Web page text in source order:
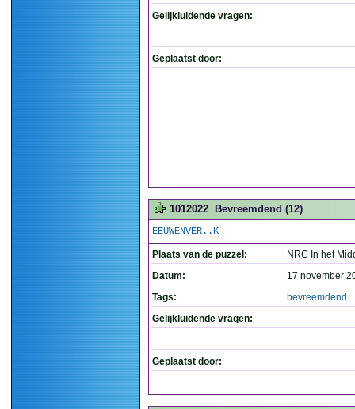
Gelijkluidende vragen:
Geplaatst door:
1012022 Bevreemdend (12)
EEUWENVER..K
Plaats van de puzzel:
NRC In het
Datum:
17 november
Tags:
bevreemdend
Gelijkluidende vragen:
Geplaatst door: